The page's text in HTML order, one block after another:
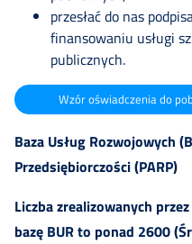
przesłać do nas
finansowaniu usługi
publicznych.
Wzór oświadczenia do
Baza Usług Rozwojowych
Przedsiębiorczości (PARP)
Liczba zrealizowanych
bazę BUR to ponad 2600